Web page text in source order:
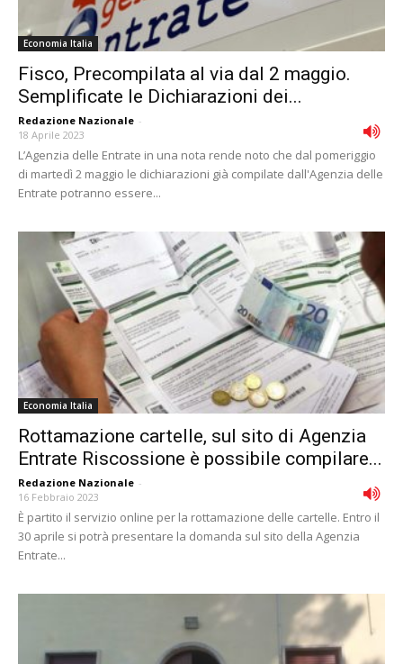
Economia Italia
Fisco, Precompilata al via dal 2 maggio.
Semplificate le Dichiarazioni dei...
Redazione Nazionale -
18 Aprile 2023
L’Agenzia delle Entrate in una nota rende noto che dal pomeriggio
di martedì 2 maggio le dichiarazioni già compilate dall'Agenzia delle
Entrate potranno essere...
Economia Italia
Rottamazione cartelle, sul sito di Agenzia
Entrate Riscossione è possibile compilare...
Redazione Nazionale -
16 Febbraio 2023
È partito il servizio online per la rottamazione delle cartelle. Entro il
30 aprile si potrà presentare la domanda sul sito della Agenzia
Entrate...